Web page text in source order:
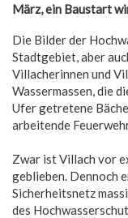
März, ein Baustart
Die Bilder der
Stadtgebiet, aber
Villacherinnen und
Wassermassen, die
Ufer getretene
arbeitende
Zwar ist Villach vor
geblieben. Dennoch
Sicherheitsnetz
des